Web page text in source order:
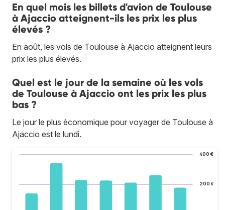
En quel mois les billets d'avion de Toulouse
à Ajaccio atteignent-ils les prix les plus
élevés ?
En août, les vols de Toulouse à Ajaccio atteignent leurs
prix les plus élevés.
Quel est le jour de la semaine où les vols
de Toulouse à Ajaccio ont les prix les plus
bas ?
Le jour le plus économique pour voyager de Toulouse à
Ajaccio est le lundi.
200 €
400 €